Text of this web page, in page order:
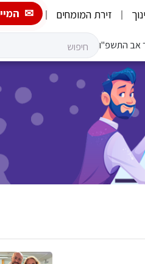
זירת המומחים
אב התשפ"ו